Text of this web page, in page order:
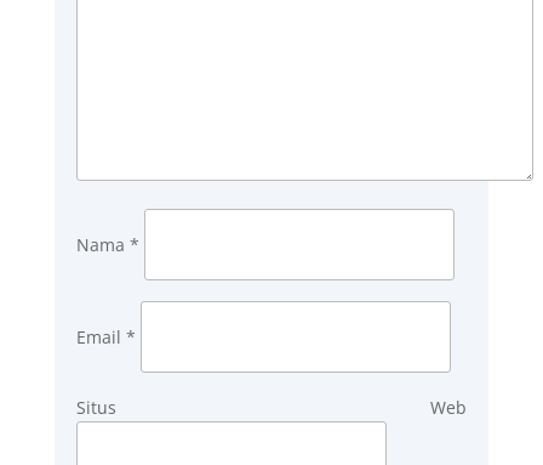
Nama *
Email *
Situs Web